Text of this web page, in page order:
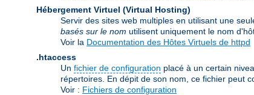
Hébergement Virtuel (Virtual Hosting)
Servir des sites web multiples en utilisant une
basés sur le nom utilisent uniquement le nom
Voir la Documentation des Hôtes Virtuels de httpd
.htaccess
Un fichier de configuration placé à un certain
répertoires. En dépit de son nom, ce fichier peut
Voir : Fichiers de configuration